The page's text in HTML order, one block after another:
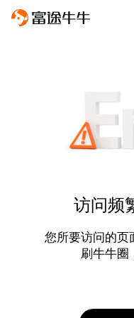
访问频
您所要访问的页
刷牛牛圈